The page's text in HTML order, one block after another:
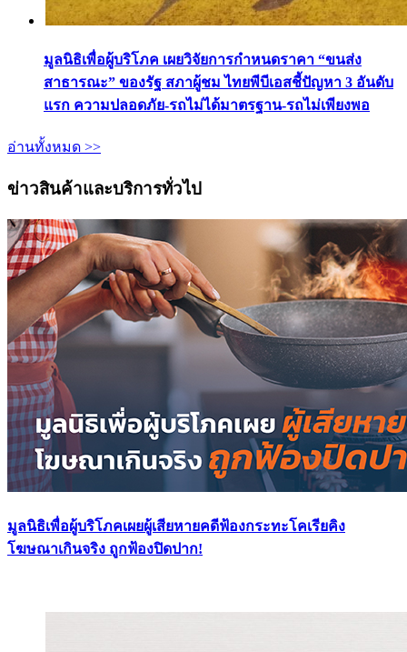
มูลนิธิเพื่อผู้บริโภค เผยวิจัยการกำหนดราคา “ขนส่ง
สาธารณะ” ของรัฐ สภาผู้ชม ไทยพีบีเอสชี้ปัญหา 3 อันดับ
แรก ความปลอดภัย-รถไม่ได้มาตรฐาน-รถไม่เพียงพอ
อ่านทั้งหมด >>
ข่าวสินค้าและบริการทั่วไป
มูลนิธิเพื่อผู้บริโภคเผยผู้เสียหายคดีฟ้องกระทะโคเรียคิง
โฆษณาเกินจริง ถูกฟ้องปิดปาก!